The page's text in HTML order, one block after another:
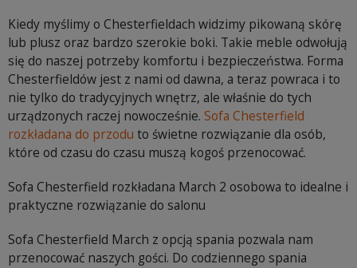
Kiedy myślimy o Chesterfieldach widzimy pikowaną skórę
lub plusz oraz bardzo szerokie boki. Takie meble odwołują
się do naszej potrzeby komfortu i bezpieczeństwa. Forma
Chesterfieldów jest z nami od dawna, a teraz powraca i to
nie tylko do tradycyjnych wnętrz, ale właśnie do tych
urządzonych raczej nowocześnie. Sofa Chesterfield
rozkładana do przodu to świetne rozwiązanie dla osób,
które od czasu do czasu muszą kogoś przenocować.
Sofa Chesterfield rozkładana March 2 osobowa to idealne i
praktyczne rozwiązanie do salonu
Sofa Chesterfield March z opcją spania pozwala nam
przenocować naszych gości. Do codziennego spania